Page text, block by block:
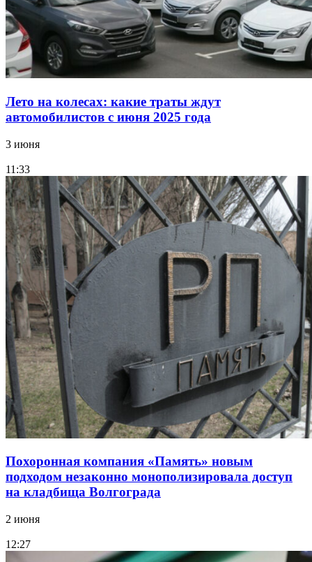
Лето на колесах: какие траты ждут
автомобилистов с июня 2025 года
3 июня
11:33
Похоронная компания «Память» новым
подходом незаконно монополизировала доступ
на кладбища Волгограда
2 июня
12:27